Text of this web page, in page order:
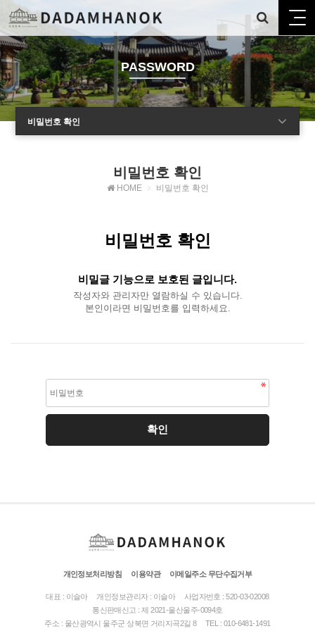
PASSWORD
비밀번호 확인
비밀번호 확인
HOME 비밀번호 확인
비밀번호 확인
비밀글 기능으로 보호된 글입니다.
작성자와 관리자만 열람하실 수 있습니다.
본인이라면 비밀번호를 입력하세요.
개인정보처리방침 이용약관 이메일주소 무단수집거부
대표 : 이슬아 개인정보관리자 : 이슬아
사업자번호 : 520-03-02008
통신판매신고 : 제 2021-울산울주-0094호
주소 : 울산광역시 울주군 상북면 거리지곡2길 8
TEL : 010-6481-1491